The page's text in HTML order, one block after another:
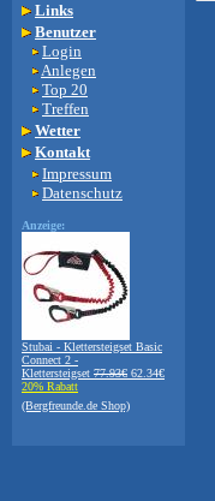
Links
Benutzer
Login
Anlegen
Top 20
Treffen
Wetter
Kontakt
Impressum
Datenschutz
Anzeige:
Stubai - Klettersteigset Basic
Connect 2 -
Klettersteigset 77.93€ 62.34€
20% Rabatt
(Bergfreunde.de Shop)